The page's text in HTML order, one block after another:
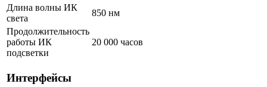
Длина волны ИК
света
850 нм
Продолжительность
работы ИК
подсветки
20 000 часов
Интерфейсы